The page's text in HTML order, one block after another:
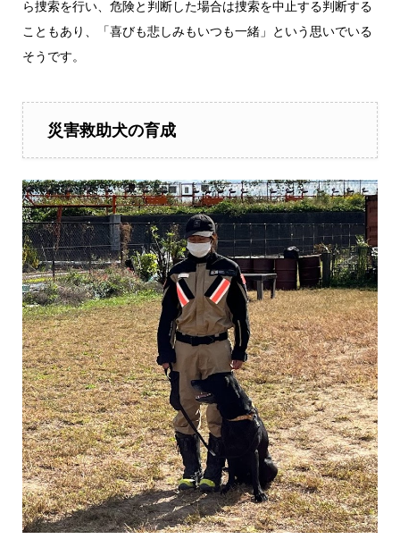
ら捜索を行い、危険と判断した場合は捜索を中止する判断する
こともあり、「喜びも悲しみもいつも一緒」という思いでいる
そうです。
災害救助犬の育成